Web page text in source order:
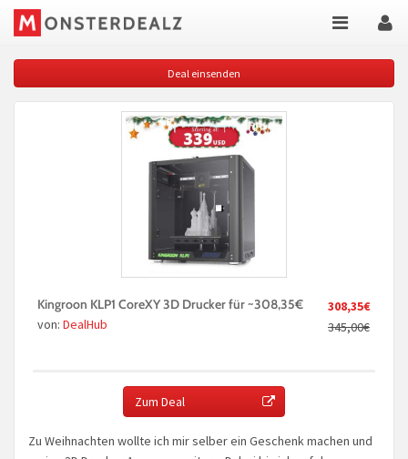
Deal einsenden
308,35€
345,00€
Kingroon KLP1 CoreXY 3D Drucker für ~308,35€
von: DealHub
Zum Deal
Zu Weihnachten wollte ich mir selber ein Geschenk machen und